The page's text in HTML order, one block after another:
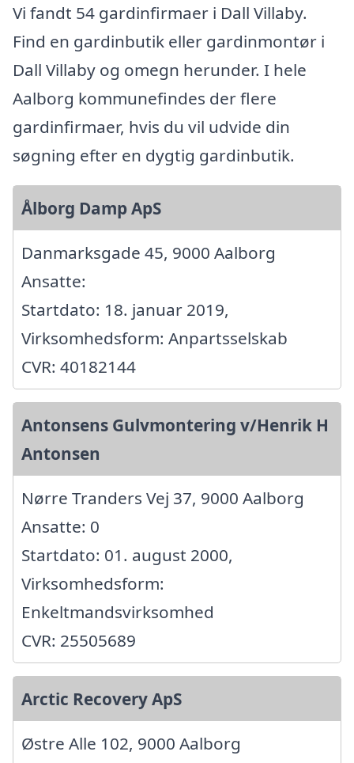
Vi fandt 54 gardinfirmaer i Dall Villaby.
Find en gardinbutik eller gardinmontør i
Dall Villaby og omegn herunder. I hele
Aalborg kommunefindes der flere
gardinfirmaer, hvis du vil udvide din
søgning efter en dygtig gardinbutik.
Ålborg Damp ApS
Danmarksgade 45, 9000 Aalborg
Ansatte:
Startdato: 18. januar 2019,
Virksomhedsform: Anpartsselskab
CVR: 40182144
Antonsens Gulvmontering v/Henrik H
Antonsen
Nørre Tranders Vej 37, 9000 Aalborg
Ansatte: 0
Startdato: 01. august 2000,
Virksomhedsform:
Enkeltmandsvirksomhed
CVR: 25505689
Arctic Recovery ApS
Østre Alle 102, 9000 Aalborg